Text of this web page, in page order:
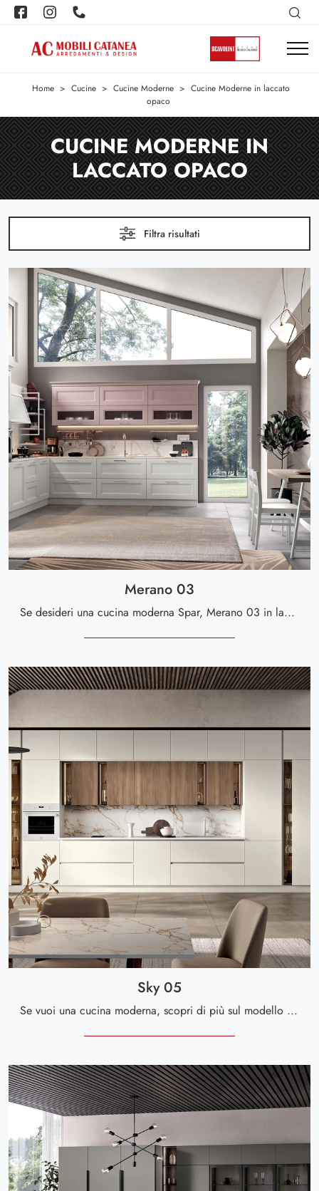
Home > Cucine > Cucine Moderne > Cucine Moderne in laccato
opaco
CUCINE MODERNE IN
LACCATO OPACO
Filtra risultati
Merano 03
Se desideri una cucina moderna Spar, Merano 03 in laccato opaco ti aspetta nel nostro negozio di Cucine Moderne ad angolo.
Sky 05
Se vuoi una cucina moderna, scopri di più sul modello Sky 05 Spar.